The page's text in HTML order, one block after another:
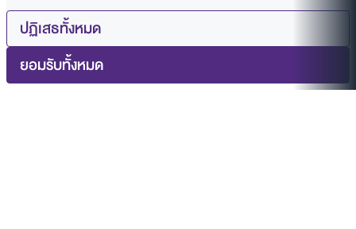
ปฏิเสธทั้งหมด
ยอมรับทั้งหมด